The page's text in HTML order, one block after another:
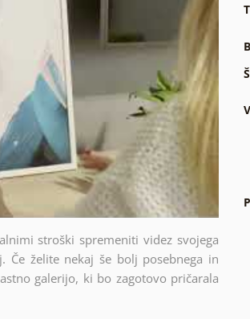
stroški spremeniti videz svojega
Če želite nekaj še bolj posebnega in
galerijo, ki bo zagotovo pričarala